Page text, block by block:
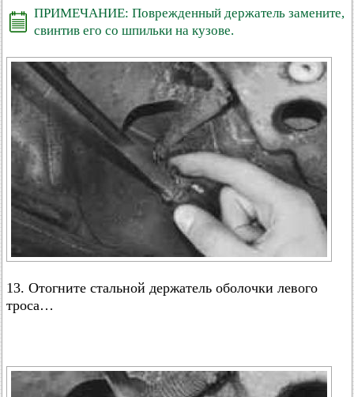
ПРИМЕЧАНИЕ: Поврежденный держатель замените,
свинтив его со шпильки на кузове.
13. Отогните стальной держатель оболочки левого
троса…